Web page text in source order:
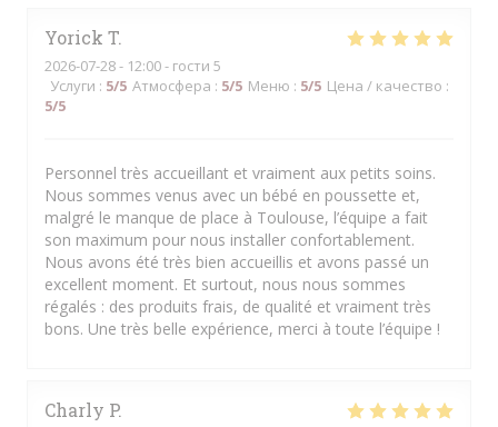
Yorick T
2026-07-28- 12:00 - гости 5
Услуги : 5/5 Атмосфера : 5/5 Меню : 5/5 Цена / качество :
5/5
Personnel très accueillant et vraiment aux petits soins.
Nous sommes venus avec un bébé en poussette et,
malgré le manque de place à Toulouse, l’équipe a fait
son maximum pour nous installer confortablement.
Nous avons été très bien accueillis et avons passé un
excellent moment. Et surtout, nous nous sommes
régalés : des produits frais, de qualité et vraiment très
bons. Une très belle expérience, merci à toute l’équipe !
Charly P